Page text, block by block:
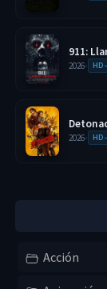
911:
2026• HD
2026• HD
Acción